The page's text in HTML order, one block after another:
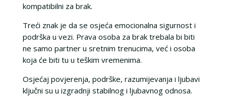
kompatibilni za brak.
Treći znak je da se osjeća emocionalna sigurnost i
podrška u vezi. Prava osoba za brak trebala bi biti
ne samo partner u sretnim trenucima, već i osoba
koja će biti tu u teškim vremenima.
Osjećaj povjerenja, podrške, razumijevanja i ljubavi
ključni su u izgradnji stabilnog i ljubavnog odnosa.